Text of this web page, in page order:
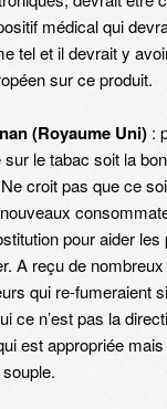
médical qui
tel et il devrait y
sur ce produit.
(Royaume Uni) :
le tabac soit la
croit pas que ce
pour aider les
A reçu de
qui re-fumeraient
ce n’est pas la
est appropriée